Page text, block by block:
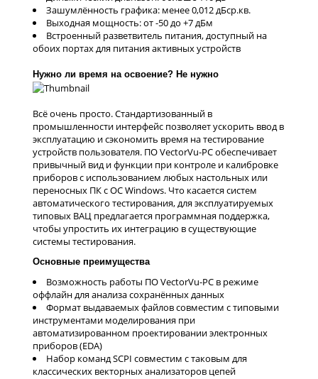
Зашумлённость графика: менее 0,012 дБср.кв.
Выходная мощность: от -50 до +7 дБм
Встроенный разветвитель питания, доступный на
обоих портах для питания активных устройств
Нужно ли время на освоение? Не нужно
Всё очень просто. Стандартизованный в
промышленности интерфейс позволяет ускорить ввод в
эксплуатацию и сэкономить время на тестирование
устройств пользователя. ПО VectorVu-PC обеспечивает
привычный вид и функции при контроле и калибровке
приборов с использованием любых настольных или
переносных ПК с ОС Windows. Что касается систем
автоматического тестирования, для эксплуатируемых
типовых ВАЦ предлагается программная поддержка,
чтобы упростить их интеграцию в существующие
системы тестирования.
Основные преимущества
Возможность работы ПО VectorVu-PC в режиме
оффлайн для анализа сохранённых данных
Формат выдаваемых файлов совместим с типовыми
инструментами моделирования при
автоматизированном проектировании электронных
приборов (EDA)
Набор команд SCPI совместим с таковым для
классических векторных анализаторов цепей